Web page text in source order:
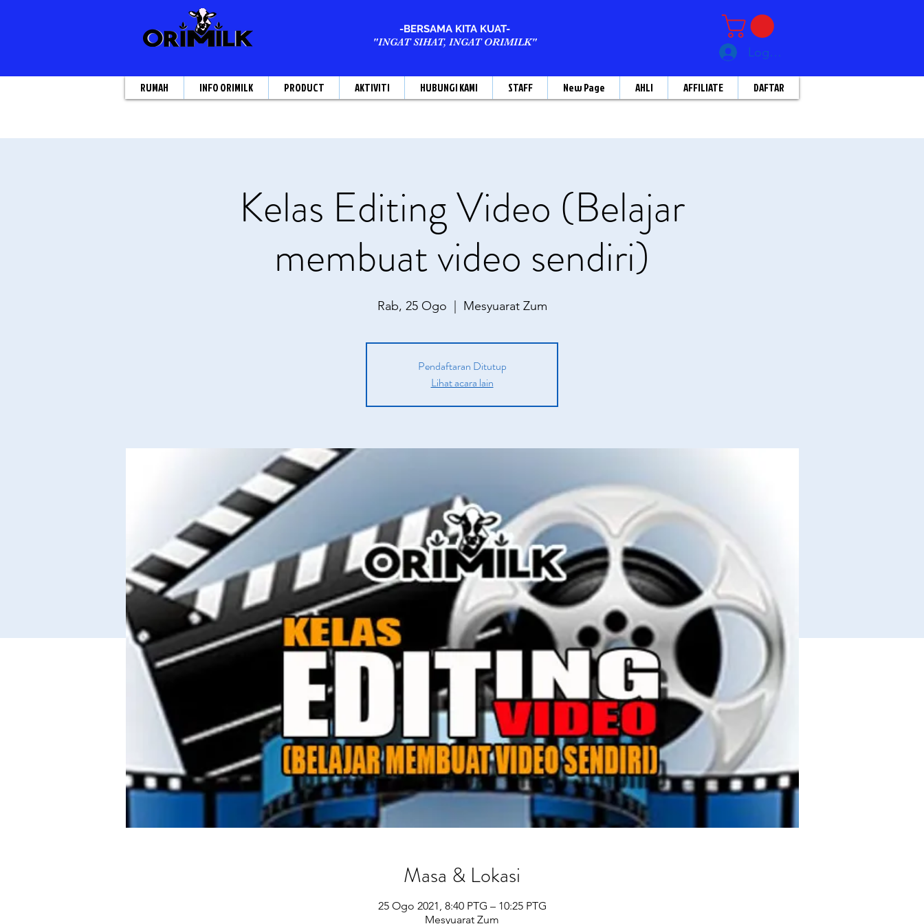
-BERSAMA KITA KUAT-
"INGAT SIHAT, INGAT ORIMILK"
Log Masuk
Kelas Editing Video (Belajar
membuat video sendiri)
Rab, 25 Ogo Mesyuarat Zum
Pendaftaran Ditutup
Lihat acara lain
Masa & Lokasi
25 Ogo 2021, 8:40 PTG – 10:25 PTG
Mesyuarat Zum
RUMAH INFO ORIMILK PRODUCT AKTIVITI HUBUNGI KAMI STAFF New Page AHLI AFFILIATE DAFTAR